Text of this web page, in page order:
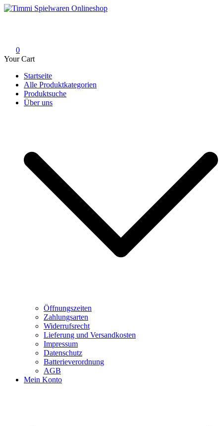
Skip
0
Your Cart
Startseite
Alle Produktkategorien
Produktsuche
Über uns
Öffnungszeiten
Zahlungsarten
Widerrufsrecht
Lieferung und Versandkosten
Impressum
Datenschutz
Batterieverordnung
AGB
Mein Konto